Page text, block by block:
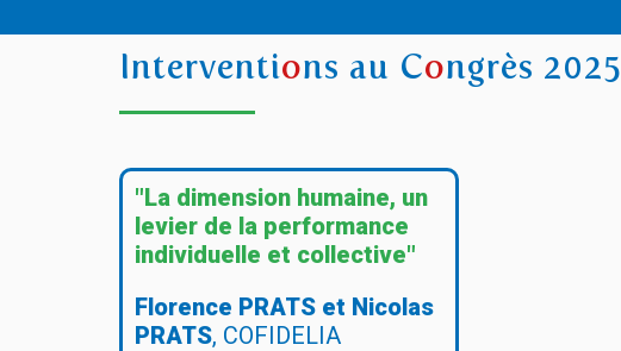
Interventions au Congrès 2025
"La dimension humaine, un
levier de la performance
individuelle et collective"
Florence PRATS et Nicolas
PRATS, COFIDELIA